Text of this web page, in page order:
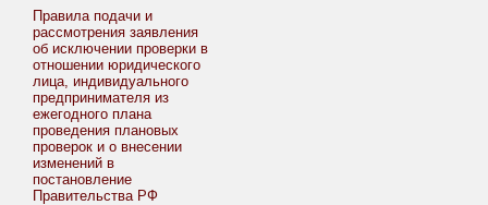
Правила подачи и
рассмотрения заявления
об исключении проверки в
отношении юридического
лица, индивидуального
предпринимателя из
ежегодного плана
проведения плановых
проверок и о внесении
изменений в
постановление
Правительства РФ